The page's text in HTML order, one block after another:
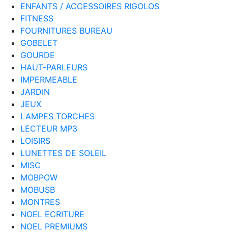
ENFANTS / ACCESSOIRES RIGOLOS
FITNESS
FOURNITURES BUREAU
GOBELET
GOURDE
HAUT-PARLEURS
IMPERMEABLE
JARDIN
JEUX
LAMPES TORCHES
LECTEUR MP3
LOISIRS
LUNETTES DE SOLEIL
MISC
MOBPOW
MOBUSB
MONTRES
NOEL ECRITURE
NOEL PREMIUMS